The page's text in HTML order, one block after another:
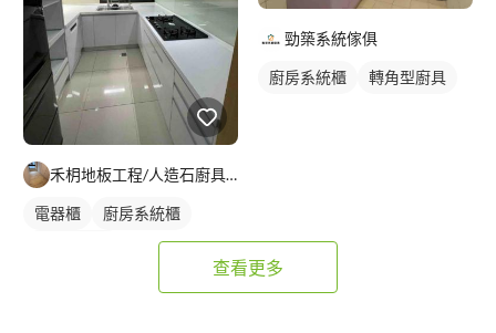
禾枂地板工程/人造石廚具（室內設計裝修）
電器櫃
廚房系統櫃
勁築系統傢俱
廚房系統櫃 轉角型廚具
查看更多